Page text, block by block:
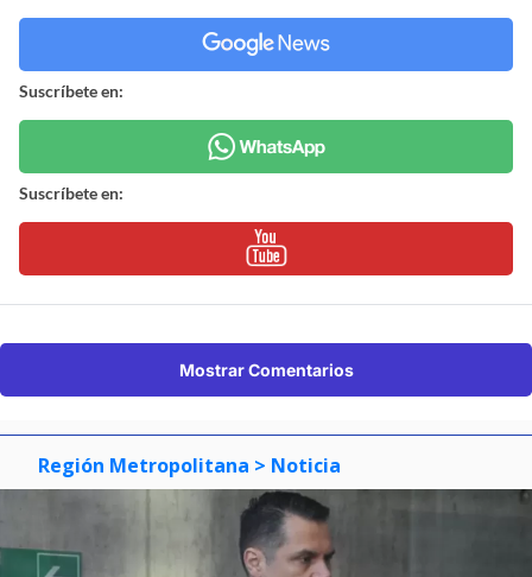
Suscríbete en:
Suscríbete en:
Mostrar Comentarios
Región Metropolitana > Noticia